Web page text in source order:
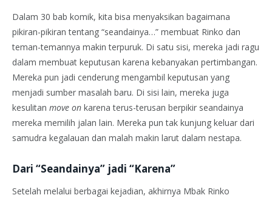
Dalam 30 bab komik, kita bisa menyaksikan bagaimana
pikiran-pikiran tentang “seandainya…” membuat Rinko dan
teman-temannya makin terpuruk. Di satu sisi, mereka jadi ragu
dalam membuat keputusan karena kebanyakan pertimbangan.
Mereka pun jadi cenderung mengambil keputusan yang
menjadi sumber masalah baru. Di sisi lain, mereka juga
kesulitan move on karena terus-terusan berpikir seandainya
mereka memilih jalan lain. Mereka pun tak kunjung keluar dari
samudra kegalauan dan malah makin larut dalam nestapa.
Dari “Seandainya” jadi “Karena”
Setelah melalui berbagai kejadian, akhirnya Mbak Rinko